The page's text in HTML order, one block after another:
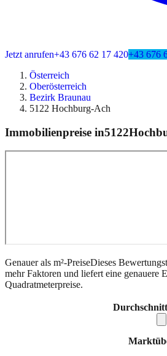
Jetzt anrufen+43 676 62 17 420+43 676
Österreich
Oberösterreich
Bezirk Braunau
5122 Hochburg-Ach
Immobilienpreise in5122
Genauer als m²-PreiseDieses
mehr Faktoren und liefert eine genauere
Quadratmeterpreise.